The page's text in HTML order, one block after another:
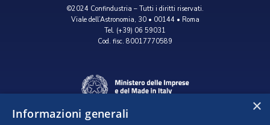
©2024 Confindustria – Tutti i diritti riservati.
Viale dell’Astronomia, 30 • 00144 • Roma
Tel. (+39) 06 59031
Cod. fisc. 80017770589
×
Informazioni generali